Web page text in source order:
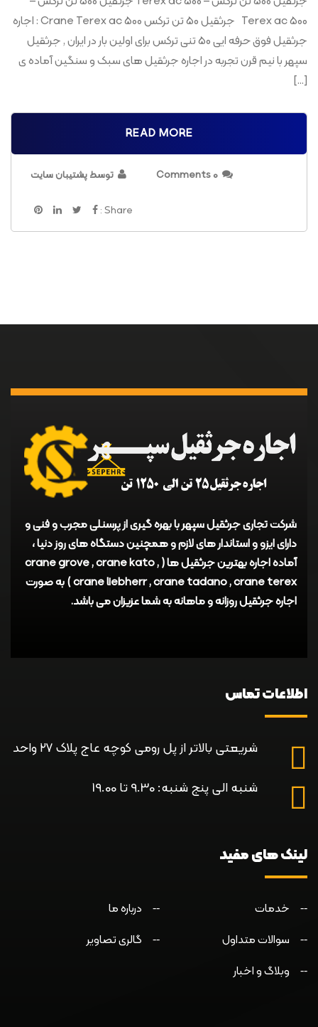
Terex ac 500 جرثقیل 50 تن ترکس Crane Terex ac 500 : اجاره
جرثقیل فوق حرفه ایی 50 تنی ترکس برای اولین بار در ایران , جرثقیل
سپهر با نیم قرن تجربه در اجاره جرثقیل های سبک و سنگین آماده ی
[…]
READ MORE
0 Comments توسط پشتیبان سایت
Share :
شرکت تجاری جرثقیل سپهر با بهره گیری از پرسنلی مجرب و فنی و
دارای ایزو و استاندار های لازم و همچنین دستگاه های روز دنیا ،
آماده اجاره بهترین جرثقیل ها ( crane grove , crane kato ,
crane liebherr , crane tadano , crane terex ) به صورت
اجاره جرثقیل روزانه و ماهانه به شما عزیزان می باشد.
اطلاعات تماس
شریعتی بالاتر از پل رومی کوچه عاج پلاک ۲۷ واحد
شنبه الی پنج شنبه: 9.30 تا 19.00
لینک های مفید
خدمات
درباره ما
سوالات متداول
گالری تصاویر
وبلاگ و اخبار